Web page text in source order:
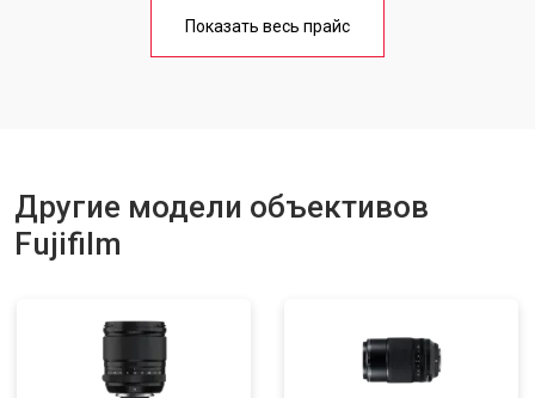
Показать весь прайс
Другие модели объективов
Fujifilm